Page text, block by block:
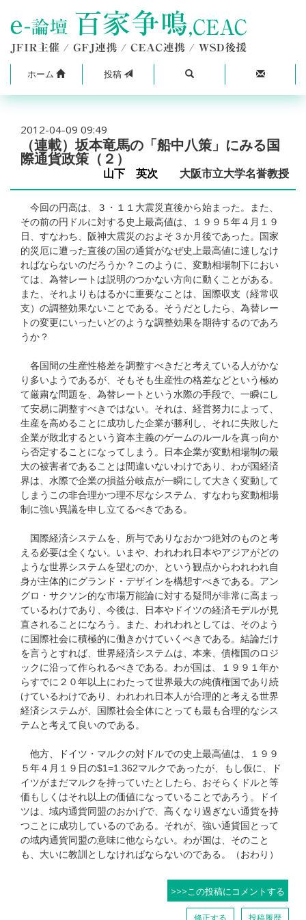
ホーム 投稿
2012-04-09 09:49
（連載）坂本竜馬の「船中八策」にみる国
際通貨政策（２）
山下 英次 大阪市立大学名誉教授
今回の円高は、３・１１大震災直後から始まった。また、
その前の円ドルに対する史上最高値は、１９９５年４月１９
日、すなわち、阪神大震災のおよそ３か月後であった。国家
的災厄に遭った直後の国の通貨がなぜ史上最高値に達しなけ
ればならないのだろうか？このように、変動相場制下におい
ては、為替レートは説明のつかない方向に動くことがある。
また、それよりもはるかに重要なことは、国際収支（経常収
支）の調整効果ないことである。そうだとしたら、為替レー
トの変更にいったいどのような調整効果を期待するのであろ
うか？
各国間の生産性格差を調整すべきだと考えている人がかな
り多いようであるが、そもそも生産性の格差などという極め
て厳粛な問題を、為替レートという水際の手段で、一瞬にし
て安易に調整すべきではない。それは、経営努力によって、
生産を高めることに成功した企業が勝利し、それに失敗した
企業が敗北するという資本主義のゲームのルールを真っ向か
ら否定することになってしまう。日本企業が変動相場制の最
大の被害者であることは間違いないわけであり、わが国経済
界は、水際で企業の損益分岐点が一瞬にして大きく変動して
しまうこの非合理かつ理不尽なシステム、すなわち変動相場
制に強い異議を申し立てるべきである。
国際経済システムを、所与でありなおかつ絶対のものと考
える必要は全くない。いまや、われわれ日本やアジアがどの
ような世界システムを望むのか、という観点からわれわれ自
身が主体的にグランド・デザインを構想すべきである。アン
グロ・サクソン的な市場万能論に対する疑問が非常に高まっ
ているわけであり、今後は、日本やドイツの経済モデルが見
直されることになろう。また、われわれとしては、そのよう
に国際社会に積極的に働きかけていくべきである。結論だけ
を言うとすれば、世界経済システムは、本来、債権国のロジ
ックに沿って作られるべきである。わが国は、１９９１年か
らすでに２０年以上にわたって世界最大の純債権国であり続
けているわけであり、われわれ日本人が合理的と考える世界
経済システムが、国際社会全体にとっても最も合理的なシス
テムと考えて良いのである。
他方、ドイツ・マルクの対ドルでの史上最高値は、１９９
５年４月１９日の$1=1.362マルクであったが、もし仮に、ド
イツがまだマルクを持っていたとしたら、おそらくドルと等
価もしくはそれ以上の価値になっていることであろう。ドイ
ツは、域内通貨同盟のおかげで、高くなり過ぎない通貨を持
つことに成功しているのである。それが、強い通貨国とって
の域内通貨同盟の意味に他ならない。わが国は、そのこと
も、大いに教訓としなければならないのである。（おわり）
>>>この投稿にコメントする
修正する 投稿履歴